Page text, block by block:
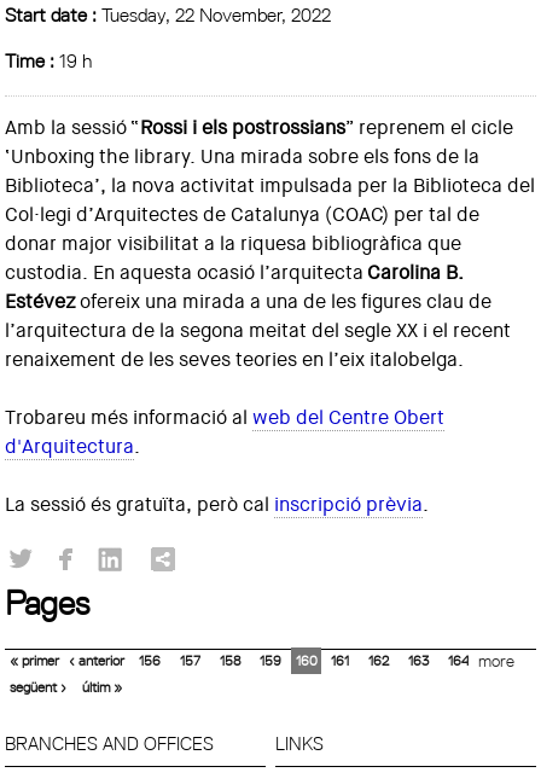
Start date :Tuesday, 22 November, 2022
Time :19 h
Amb la sessió “Rossi i els postrossians” reprenem el cicle
‘Unboxing the library. Una mirada sobre els fons de la
Biblioteca’, la nova activitat impulsada per la Biblioteca del
Col·legi d’Arquitectes de Catalunya (COAC) per tal de
donar major visibilitat a la riquesa bibliogràfica que
custodia. En aquesta ocasió l’arquitecta Carolina B.
Estévezofereix una mirada a una de les figures clau de
l’arquitectura de la segona meitat del segle XX i el recent
renaixement de les seves teories en l’eix italobelga.
Trobareu més informació alweb del Centre Obert
d'Arquitectura.
La sessió és gratuïta, però cal inscripció prèvia.
Pages
« primer ‹ anterior 156 157 158 159 160 161 162 163
164
següent ›
últim »
more
BRANCHES AND OFFICES LINKS